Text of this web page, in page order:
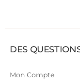
DES
Mon Compte